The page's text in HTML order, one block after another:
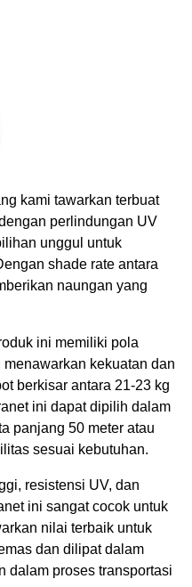
kami tawarkan terbuat
perlindungan UV
unggul untuk
shade rate antara
naungan yang
ini memiliki pola
kekuatan dan
berkisar antara 21-23 kg
ini dapat dipilih dalam
panjang 50 meter atau
sesuai kebutuhan.
resistensi UV, dan
ini sangat cocok untuk
nilai terbaik untuk
dan dilipat dalam
dalam proses transportasi